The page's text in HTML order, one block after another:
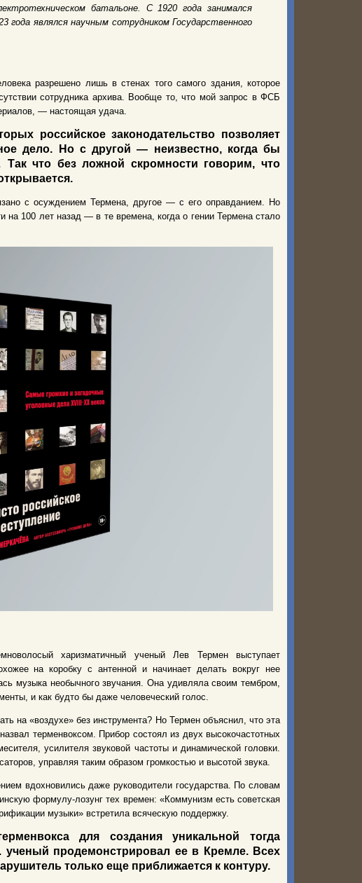
батальоне. С 1920 года занимался
являлся научным сотрудником Государственного
разрешено лишь в стенах того самого здания, которое
сотрудника архива. Вообще то, что мой запрос в ФСБ
— настоящая удача.
российское законодательство позволяет
дело. Но с другой — неизвестно, когда бы
что без ложной скромности говорим, что
с осуждением Термена, другое — с его оправданием. Но
на 100 лет назад — в те времена, когда о гении Термена стало
харизматичный ученый Лев Термен выступает
на коробку с антенной и начинает делать вокруг нее
музыка необычного звучания. Она удивляла своим тембром,
и как будто бы даже человеческий голос.
на «воздухе» без инструмента? Но Термен объяснил, что эта
терменвоксом. Прибор состоял из двух высокочастотных
усилителя звуковой частоты и динамической головки.
управляя таким образом громкостью и высотой звука.
вдохновились даже руководители государства. По словам
формулу-лозунг тех времен: «Коммунизм есть советская
музыки» встретила всяческую поддержку.
для создания уникальной тогда
ученый продемонстрировал ее в Кремле. Всех
только еще приближается к контуру.